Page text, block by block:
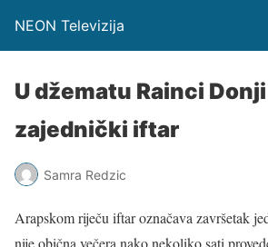
NEON Televizija
U džematu Rainci
zajednički iftar
Samra Redzic
Arapskom riječu iftar označava završetak
nije obična večera nako nekoliko sati